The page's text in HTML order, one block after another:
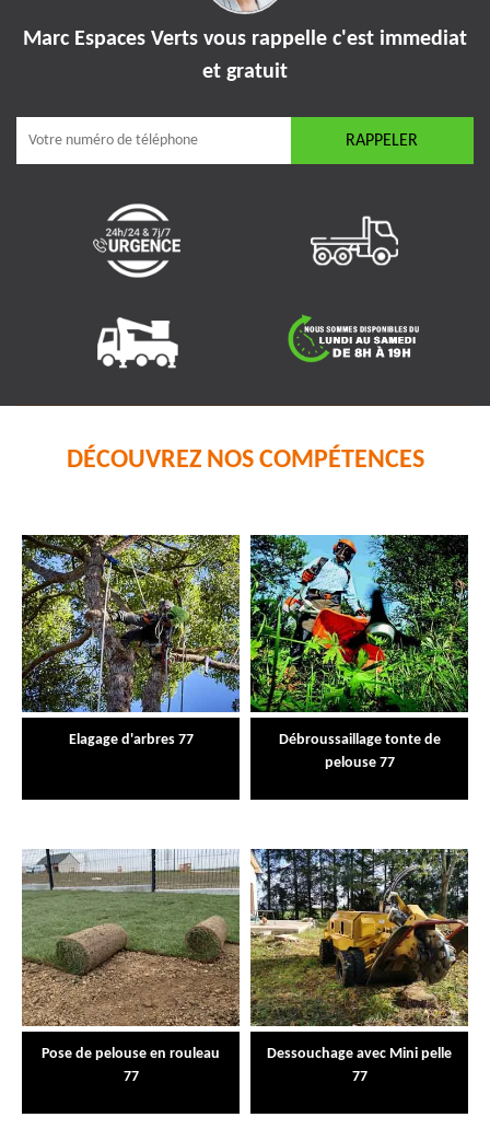
Marc Espaces Verts vous rappelle c'est immediat
et gratuit
DÉCOUVREZ NOS COMPÉTENCES
Elagage d'arbres 77
Débroussaillage tonte de
pelouse 77
Pose de pelouse en rouleau
77
Dessouchage avec Mini pelle
77